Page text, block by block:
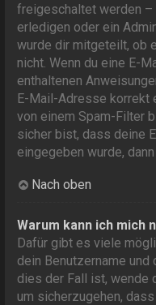
freigeschaltet werden
erledigen oder ein
wurde dir mitgeteilt, ob
nicht. Wenn du eine E-
enthaltenen
E-Mail-Adresse korrekt
von einem Spam-Filter
sicher bist, dass deine
eingegeben wurde,
Nach oben
Warum kann ich mich
Dafür gibt es viele
dein Benutzername
dies der Fall ist, wende
um sicherzugehen,